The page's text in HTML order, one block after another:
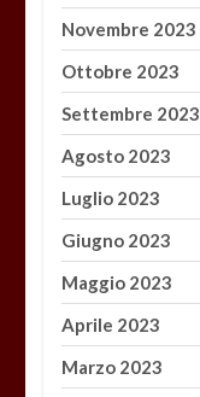
Novembre 2023
Ottobre 2023
Settembre 2023
Agosto 2023
Luglio 2023
Giugno 2023
Maggio 2023
Aprile 2023
Marzo 2023